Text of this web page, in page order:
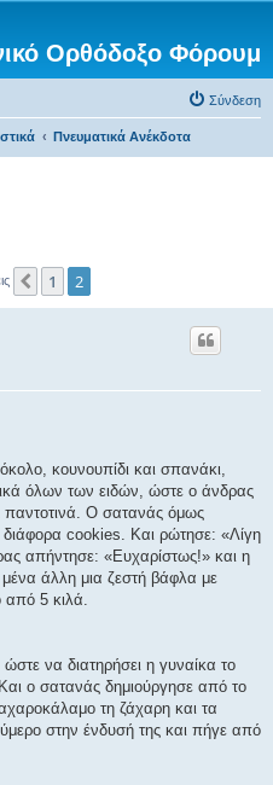
Ορθόδοξο Φόρουμ
Σύνδεση
Πνευματικά Ανέκδοτα
Προηγούμενη
1 2
κουνουπίδι και σπανάκι,
όλων των ειδών, ώστε ο άνδρας
παντοτινά. Ο σατανάς όμως
cookies. Και ρώτησε: «Λίγη
απήντησε: «Ευχαρίστως!» και η
άλλη μια ζεστή βάφλα με
από 5 κιλά.
να διατηρήσει η γυναίκα το
ο σατανάς δημιούργησε από το
τη ζάχαρη και τα
στην ένδυσή της και πήγε από